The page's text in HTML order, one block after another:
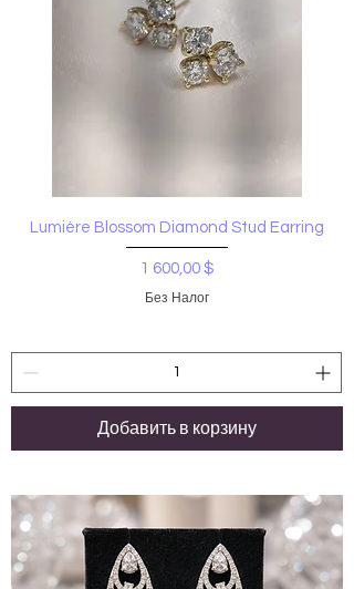
Lumière Blossom Diamond Stud Earring
Цена
1 600,00 $
Без Налог
Добавить в корзину